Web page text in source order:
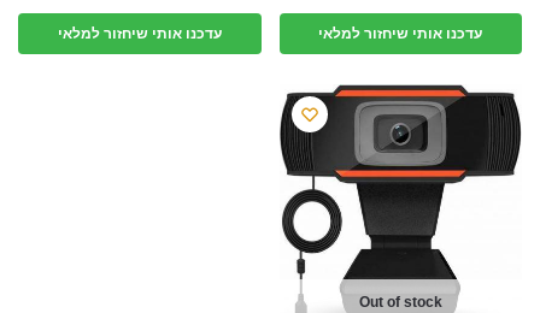
עדכנו אותי שיחזור למלאי
המקורי
היה:
הנוכחי
הוא:
עדכנו אותי שיחזור למלאי
Out of stock